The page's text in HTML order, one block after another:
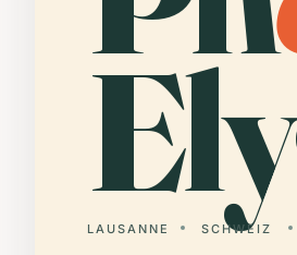
LAUSANNE SCHWEIZ